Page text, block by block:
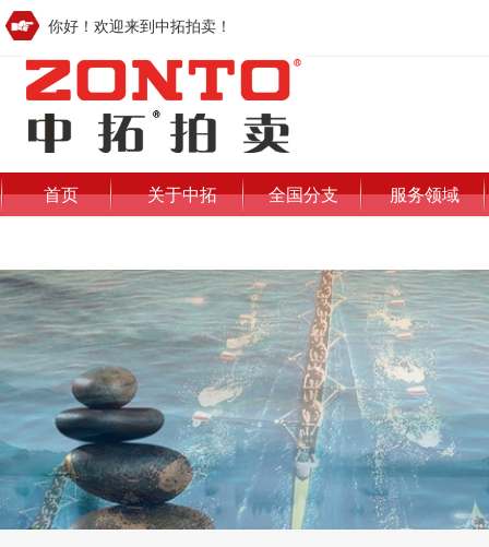
你好！欢迎来到中拓拍卖！
首页 关于中拓 全国分支 服务领域